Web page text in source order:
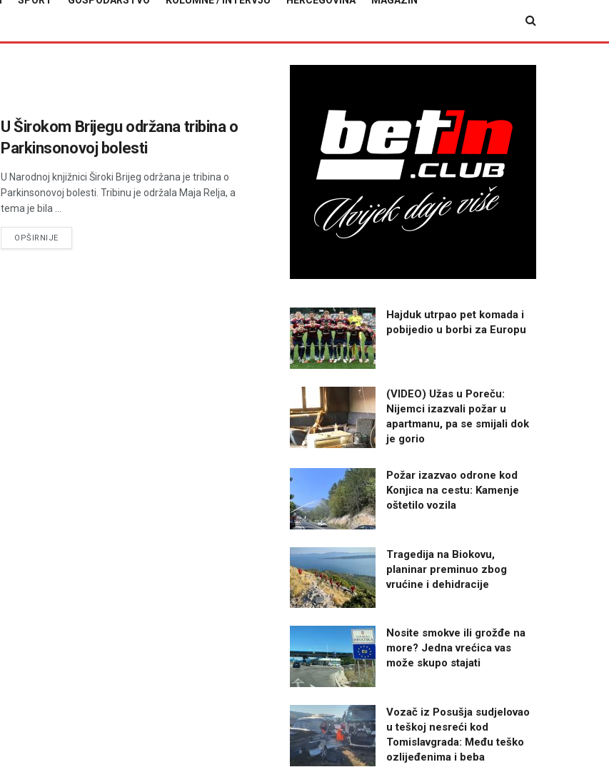
U Širokom Brijegu održana tribina o
Parkinsonovoj bolesti
U Narodnoj knjižnici Široki Brijeg održana je tribina o
Parkinsonovoj bolesti. Tribinu je održala Maja Relja, a
tema je bila ...
OPŠIRNIJEDETAILS
Hajduk utrpao pet komada i
pobijedio u borbi za Europu
(VIDEO) Užas u Poreču:
Nijemci izazvali požar u
apartmanu, pa se smijali dok
je gorio
Požar izazvao odrone kod
Konjica na cestu: Kamenje
oštetilo vozila
Tragedija na Biokovu,
planinar preminuo zbog
vrućine i dehidracije
Nosite smokve ili grožđe na
more? Jedna vrećica vas
može skupo stajati
Vozač iz Posušja sudjelovao
u teškoj nesreći kod
Tomislavgrada: Među teško
ozlijeđenima i beba